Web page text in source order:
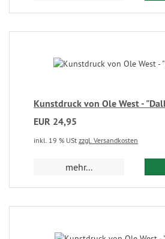
Kunstdruck von Ole West -
EUR 24,95
inkl. 19 % USt zzgl. Versandkosten
mehr...